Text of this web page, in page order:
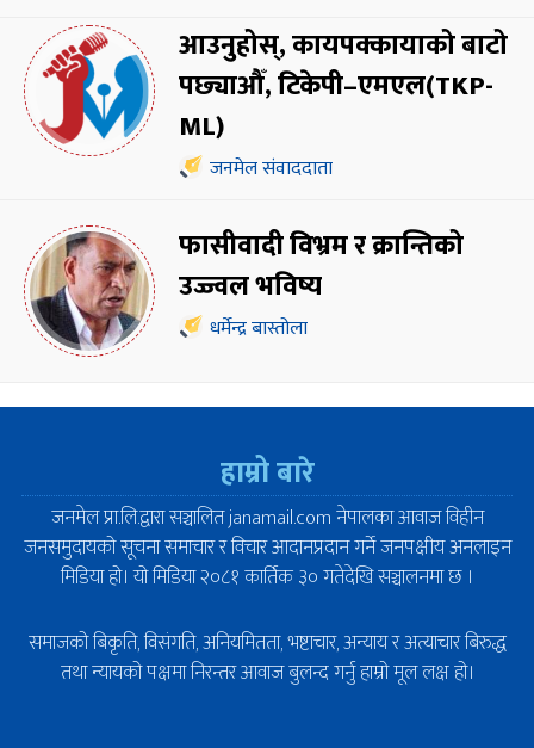
आउनुहोस्, कायपक्कायाको बाटो
पछ्याऔँ, टिकेपी–एमएल(TKP-
ML)
जनमेल संवाददाता
फासीवादी विभ्रम र क्रान्तिको
उज्ज्वल भविष्य
धर्मेन्द्र बास्तोला
हाम्रो बारे
जनमेल प्रा.लि.द्वारा सञ्चालित janamail.com नेपालका आवाज विहीन
जनसमुदायको सूचना समाचार र विचार आदानप्रदान गर्ने जनपक्षीय अनलाइन
मिडिया हो। यो मिडिया २०८१ कार्तिक ३० गतेदेखि सञ्चालनमा छ ।
समाजको बिकृति, विसंगति, अनियमितता, भष्टाचार, अन्याय र अत्याचार बिरुद्ध
तथा न्यायको पक्षमा निरन्तर आवाज बुलन्द गर्नु हाम्रो मूल लक्ष हो।